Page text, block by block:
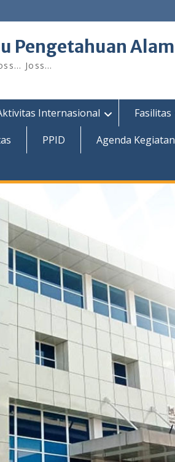
Pengetahuan Alam
Joss…
Internasional Fasilitas
PPID Agenda Kegiatan